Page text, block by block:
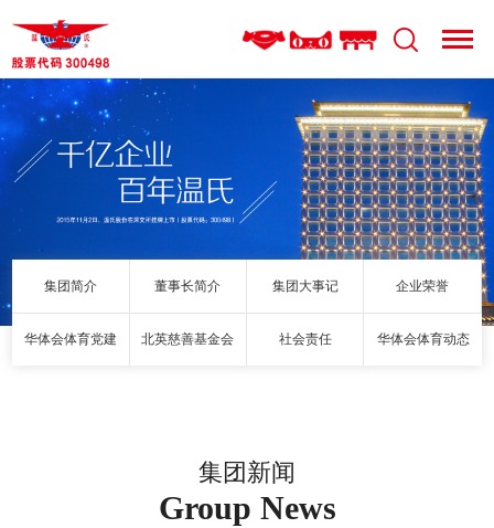
集团简介 董事长简介 集团大事记 企业荣誉
华体会体育党建 北英慈善基金会 社会责任 华体会体育动态
集团新闻
Group News